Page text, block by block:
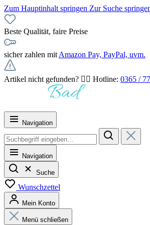
Zum Hauptinhalt springen Zur Suche
Beste Qualität, faire Preise
sicher zahlen mit Amazon Pay, PayPal, uvm.
Artikel nicht gefunden? 👉🏻 Hotline: 0365 /
Navigation
Navigation
Suche
Wunschzettel
Mein Konto
Menü schließen